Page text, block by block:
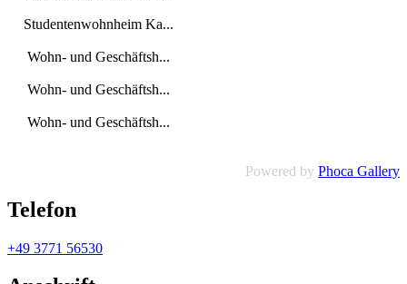
Studentenwohnheim Ka...
Wohn- und Geschäftsh...
Wohn- und Geschäftsh...
Wohn- und Geschäftsh...
Powered by Phoca Gallery
Telefon
+49 3771 56530